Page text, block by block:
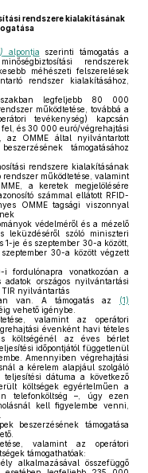
rendszere kialakításának
alpontja szerinti támogatás a
rendszerek
méhészeti felszerelések
rendszer kialakításához,
legfeljebb 80 000
működtetése, továbbá a
tevékenység) kapcsán
és 30 000 euró/végrehajtási
az OMME által nyilvántartott
támogatásához
rendszere kialakításának
rendszer működtetése, valamint
a keretek megjelölésére
számmal ellátott RFID-
OMME tagsági viszonnyal
védelméről és a mézelő
leküzdéséről szóló miniszteri
je és szeptember 30-a között,
30-a között végzett
fordulónapra vonatkozóan a
országos nyilvántartási
nyilvántartás
van. A támogatás az (1)
vehető igénybe.
valamint az operátori
évenként havi tételes
költségénél az éves bérlet
időpontjától függetlenül
Amennyiben végrehajtási
a kérelem alapjául szolgáló
teljesítési dátuma a következő
költségek egyértelműen a
telefonköltség –, úgy ezen
kell figyelembe venni,
beszerzésének támogatása
valamint az operátori
támogathatóak:
alkalmazásával összefüggő